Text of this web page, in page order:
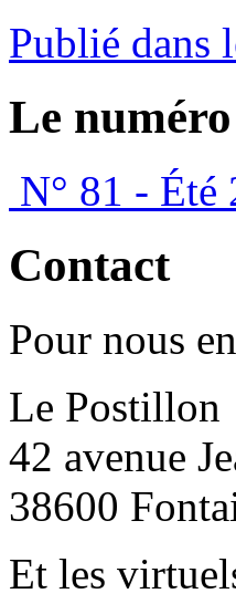
Publié dans
Le
N° 81 - Été
Contact
Pour nous
Le Postillon
42 avenue
38600
Et les